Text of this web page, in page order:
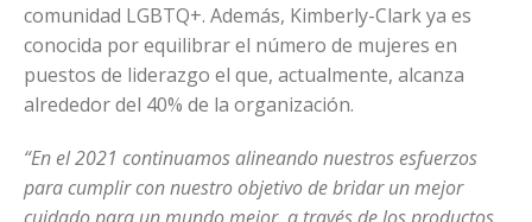
comunidad LGBTQ+. Además, Kimberly-Clark ya es
conocida por equilibrar el número de mujeres en
puestos de liderazgo el que, actualmente, alcanza
alrededor del 40% de la organización.
“En el 2021 continuamos alineando nuestros esfuerzos
para cumplir con nuestro objetivo de bridar un mejor
cuidado para un mundo mejor, a través de los productos